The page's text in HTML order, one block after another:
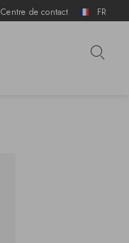
Centre de contact FR